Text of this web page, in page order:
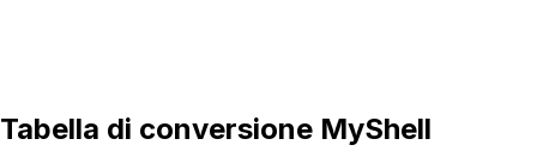
Tabella di conversione MyShell